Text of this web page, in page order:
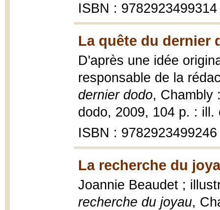
ISBN : 9782923499314
La quête du dernier
D'après une idée
responsable de la
dernier dodo, Chambly
dodo, 2009, 104 p. :
ISBN : 9782923499246
La recherche du
Joannie Beaudet ;
recherche du joyau,